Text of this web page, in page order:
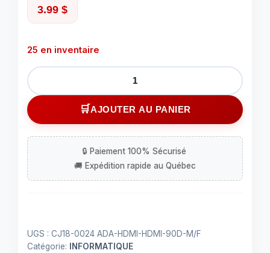
3.99 $
25 en inventaire
quantité
de
Adaptateur
90°
connecteur
HDMI
AJOUTER AU PANIER
UGS : CJ18-0024 ADA-HDMI-HDMI-90D-M/F
Catégorie: INFORMATIQUE